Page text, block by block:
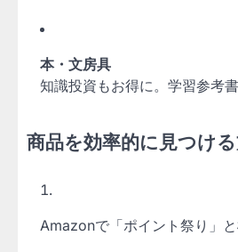
本・文房具
知識投資もお得に。学習参考
商品を効率的に見つけ
Amazonで「ポイント祭り」と